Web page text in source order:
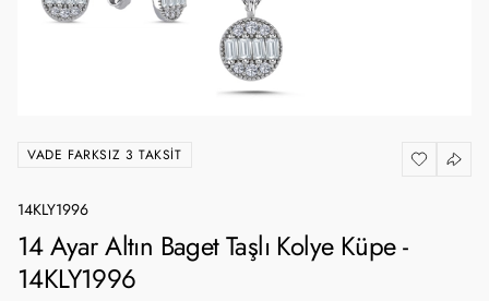
VADE FARKSIZ 3 TAKSIT
14KLY1996
14 Ayar Altın Baget Taşlı Kolye Küpe -
14KLY1996